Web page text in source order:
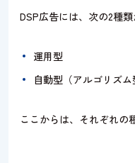
DSP広告には、次の2種類
運用型
自動型（アルゴリズム
ここからは、それぞれの